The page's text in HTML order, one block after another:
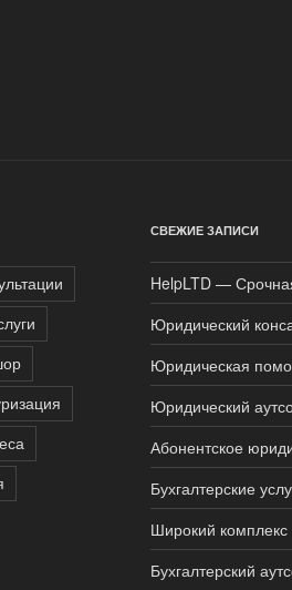
СВЕЖИЕ ЗАПИСИ
HelpLTD —
Юридический
Юридическая
Юридический
Абонентское
Бухгалтерские
Широкий комплекс
Бухгалтерский